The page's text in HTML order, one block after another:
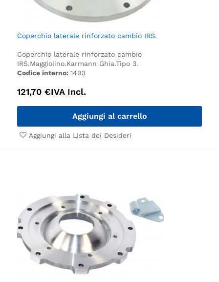
Coperchio laterale rinforzato cambio IRS.
Coperchio laterale rinforzato cambio
IRS.Maggiolino.Karmann Ghia.Tipo 3.
Codice interno: 1493
121,70 €IVA Incl.
Aggiungi al carrello
Aggiungi alla Lista dei Desideri